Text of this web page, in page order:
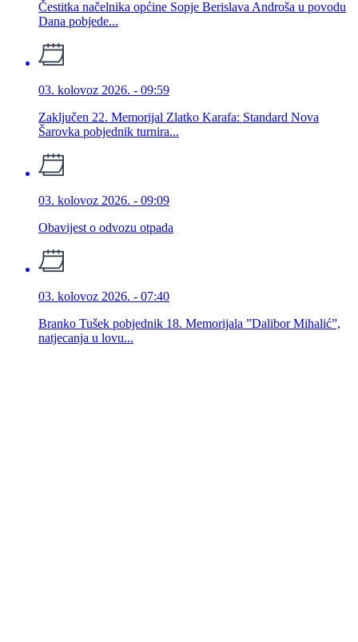
Čestitka načelnika općine Sopje Berislava Androša u povodu
Dana pobjede...
03. kolovoz 2026. - 09:59
Zaključen 22. Memorijal Zlatko Karafa: Standard Nova
Šarovka pobjednik turnira...
03. kolovoz 2026. - 09:09
Obavijest o odvozu otpada
03. kolovoz 2026. - 07:40
Branko Tušek pobjednik 18. Memorijala ”Dalibor Mihalić”,
natjecanja u lovu...